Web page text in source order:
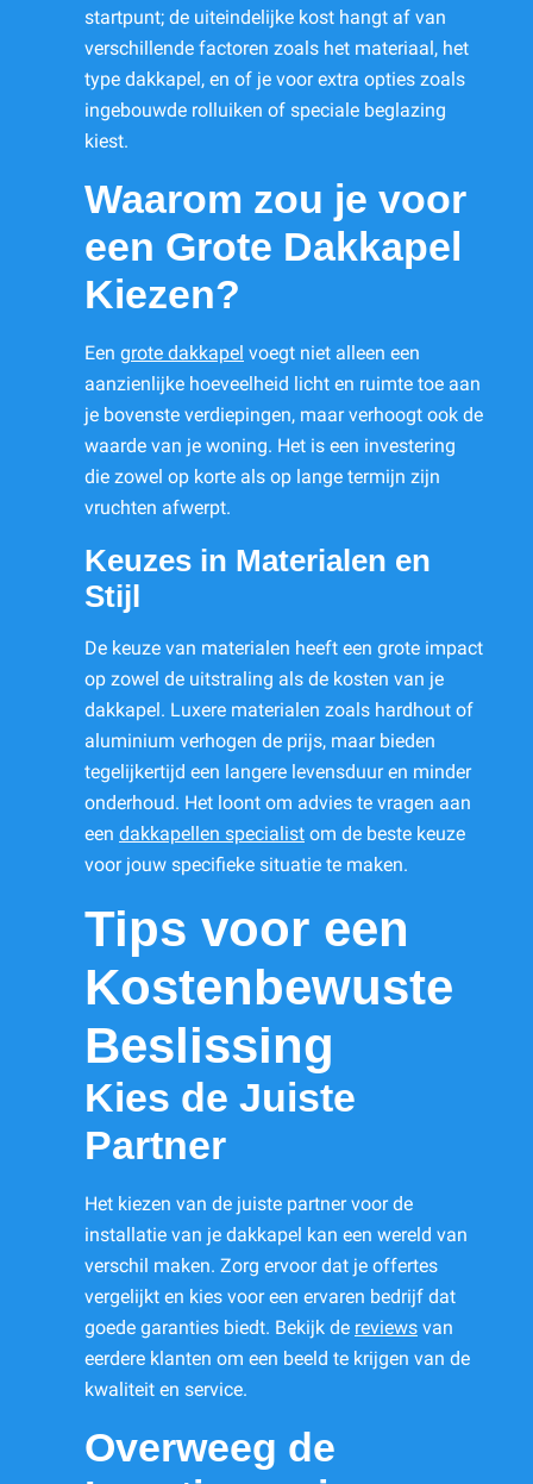
startpunt; de uiteindelijke kost hangt af van
verschillende factoren zoals het materiaal, het
type dakkapel, en of je voor extra opties zoals
ingebouwde rolluiken of speciale beglazing
kiest.
Waarom zou je voor
een Grote Dakkapel
Kiezen?
Een grote dakkapel voegt niet alleen een
aanzienlijke hoeveelheid licht en ruimte toe aan
je bovenste verdiepingen, maar verhoogt ook de
waarde van je woning. Het is een investering
die zowel op korte als op lange termijn zijn
vruchten afwerpt.
Keuzes in Materialen en
Stijl
De keuze van materialen heeft een grote impact
op zowel de uitstraling als de kosten van je
dakkapel. Luxere materialen zoals hardhout of
aluminium verhogen de prijs, maar bieden
tegelijkertijd een langere levensduur en minder
onderhoud. Het loont om advies te vragen aan
een dakkapellen specialist om de beste keuze
voor jouw specifieke situatie te maken.
Tips voor een
Kostenbewuste
Beslissing
Kies de Juiste
Partner
Het kiezen van de juiste partner voor de
installatie van je dakkapel kan een wereld van
verschil maken. Zorg ervoor dat je offertes
vergelijkt en kies voor een ervaren bedrijf dat
goede garanties biedt. Bekijk de reviews van
eerdere klanten om een beeld te krijgen van de
kwaliteit en service.
Overweeg de